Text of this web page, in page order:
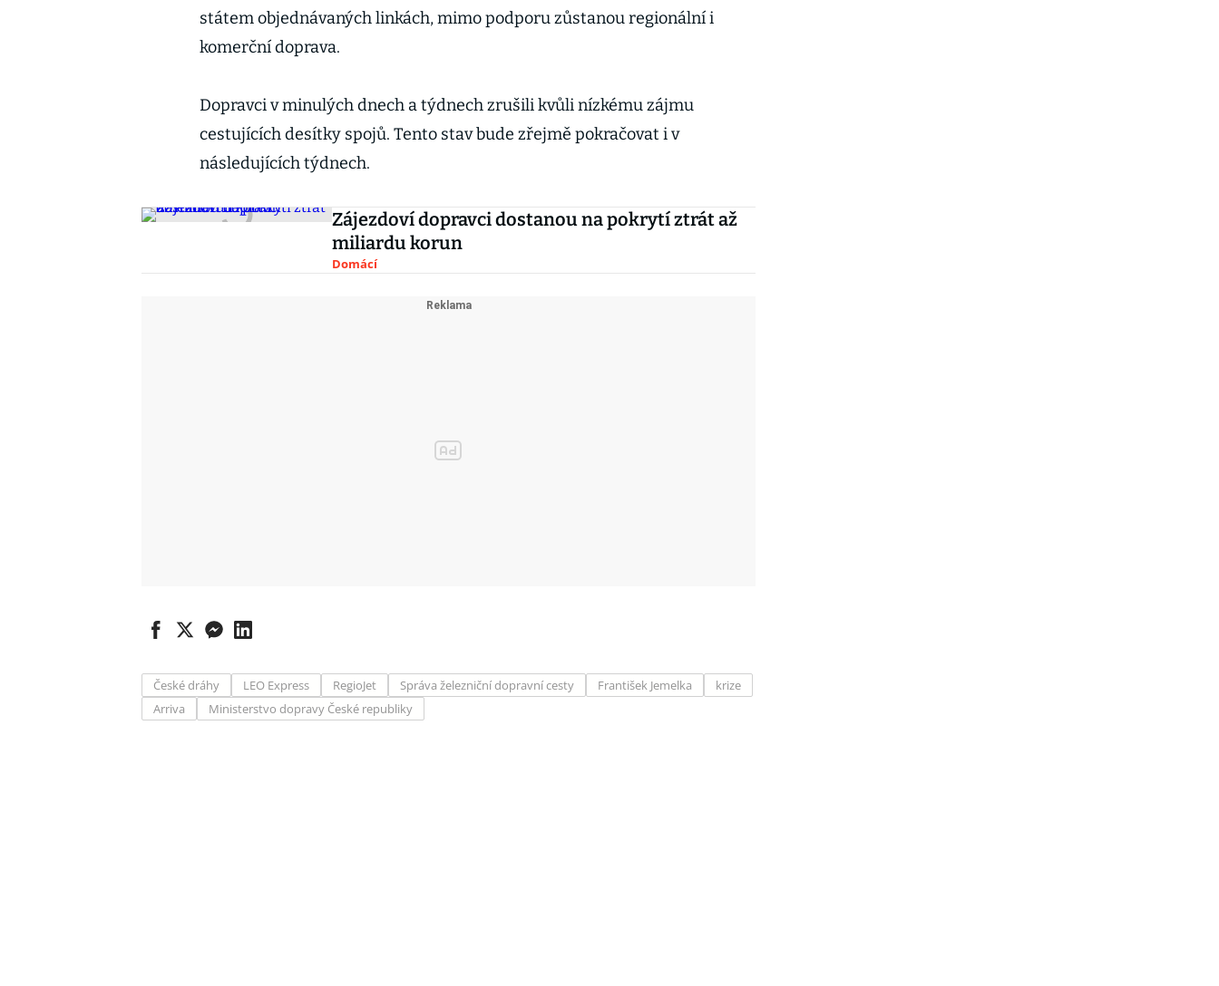
státem objednávaných linkách, mimo podporu zůstanou regionální i
komerční doprava.
Dopravci v minulých dnech a týdnech zrušili kvůli nízkému zájmu
cestujících desítky spojů. Tento stav bude zřejmě pokračovat i v
následujících týdnech.
Zájezdoví dopravci dostanou na pokrytí ztrát až
miliardu korun
Domácí
České dráhy LEO Express RegioJet Správa železniční dopravní cesty František Jemelka
krize
Arriva
Ministerstvo dopravy České republiky